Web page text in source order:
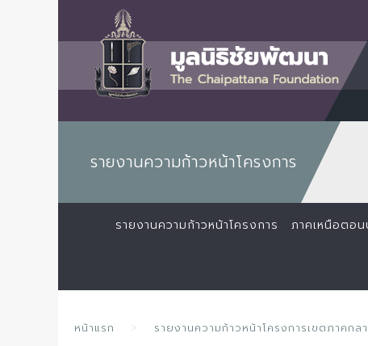
รายงานความก้าวหน้าโครงการ
รายงานความก้าวหน้าโครงการ ภาคเหนือตอ
หน้าแรก รายงานความก้าวหน้าโครงการเขตภาคกล